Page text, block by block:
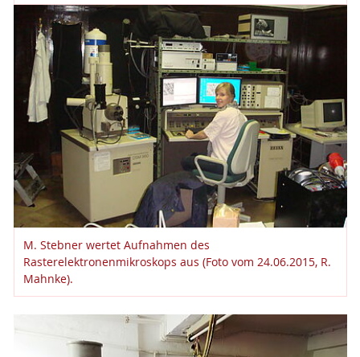
M. Stebner wertet Aufnahmen des
Rasterelektronenmikroskops aus (Foto vom 24.06.2015, R.
Mahnke).